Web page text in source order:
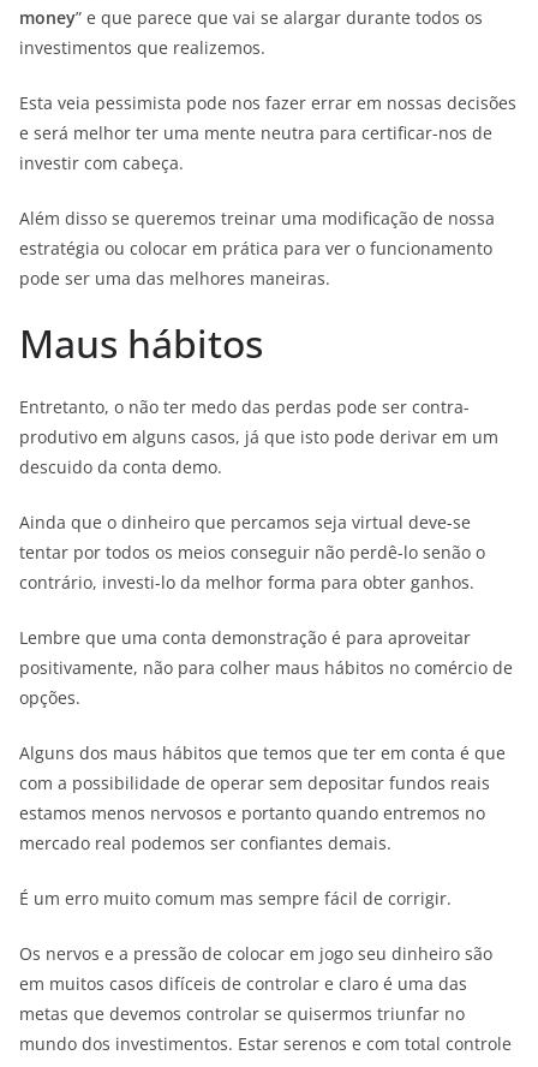
money” e que parece que vai se alargar durante todos os
investimentos que realizemos.
Esta veia pessimista pode nos fazer errar em nossas decisões
e será melhor ter uma mente neutra para certificar-nos de
investir com cabeça.
Além disso se queremos treinar uma modificação de nossa
estratégia ou colocar em prática para ver o funcionamento
pode ser uma das melhores maneiras.
Maus hábitos
Entretanto, o não ter medo das perdas pode ser contra-
produtivo em alguns casos, já que isto pode derivar em um
descuido da conta demo.
Ainda que o dinheiro que percamos seja virtual deve-se
tentar por todos os meios conseguir não perdê-lo senão o
contrário, investi-lo da melhor forma para obter ganhos.
Lembre que uma conta demonstração é para aproveitar
positivamente, não para colher maus hábitos no comércio de
opções.
Alguns dos maus hábitos que temos que ter em conta é que
com a possibilidade de operar sem depositar fundos reais
estamos menos nervosos e portanto quando entremos no
mercado real podemos ser confiantes demais.
É um erro muito comum mas sempre fácil de corrigir.
Os nervos e a pressão de colocar em jogo seu dinheiro são
em muitos casos difíceis de controlar e claro é uma das
metas que devemos controlar se quisermos triunfar no
mundo dos investimentos. Estar serenos e com total controle